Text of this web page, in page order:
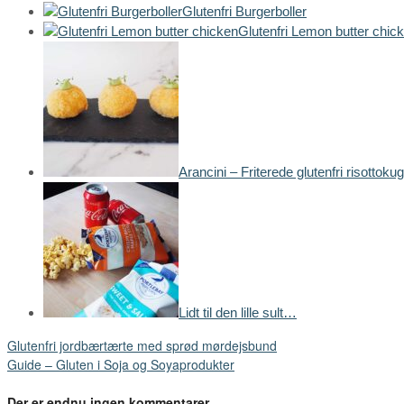
Glutenfri Burgerboller
Glutenfri Lemon butter
Arancini – Friterede glutenfri
Lidt til den lille sult…
Glutenfri jordbærtærte med sprød mørdejsbund
Guide – Gluten i Soja og Soyaprodukter